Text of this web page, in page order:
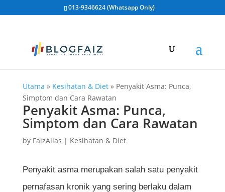
013-9346624 (Whatsapp Only)
Utama » Kesihatan & Diet» Penyakit Asma: Punca,
Simptom dan Cara Rawatan
Penyakit Asma: Punca,
Simptom dan Cara Rawatan
by FaizAlias | Kesihatan & Diet
Penyakit asma merupakan salah satu penyakit
pernafasan kronik yang sering berlaku dalam